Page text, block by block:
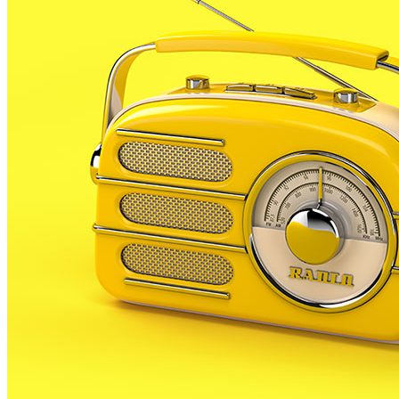
Aquest proper cap de setmana arriba una nova edició del Correllengua
a Malgrat, que s’organitza des de fa 18 anys, amb la intenció de
difondre l’ús de la llengua catalana i promoure la cultura popular dels
diferents indrets on es parla.
Es tracta d’una iniciativa lúdica, festiva i sobretot
participativa que es promou des de la Coordinadora
d’Associacions per la Llengua Catalana.
A Malgrat de Mar els actes del Correllengua
començaran demà amb una hora del conte a la
biblioteca La Cooperativa. Una jornada que estarà
dedicada al Correllengua. Després, a les 10 del
vespre, el centre cultural acollirà la projecció de la